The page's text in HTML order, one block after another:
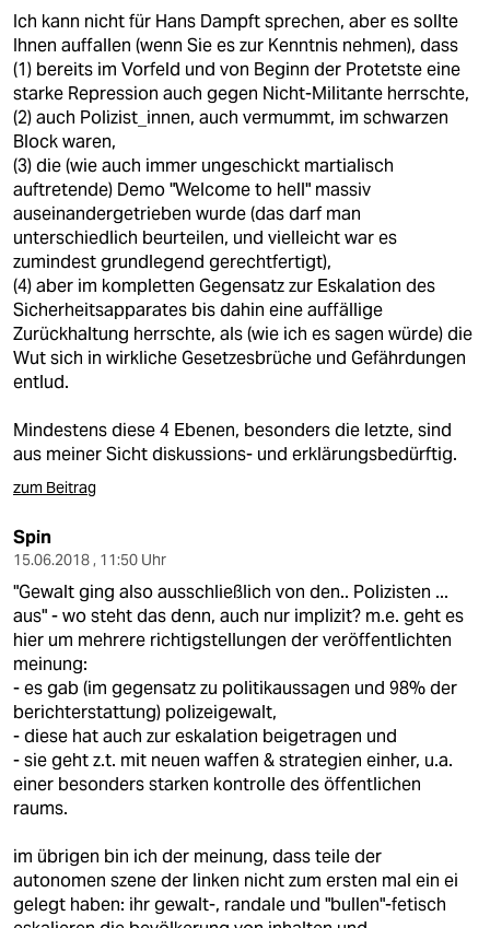
shop
fragen & hilfe
unterstützen
abo
genossenschaft
epaper login
Ich kann nicht für Hans Dampft sprechen, aber es sollte
Ihnen auffallen (wenn Sie es zur Kenntnis nehmen), dass
(1) bereits im Vorfeld und von Beginn der Protetste eine
starke Repression auch gegen Nicht-Militante herrschte,
(2) auch Polizist_innen, auch vermummt, im schwarzen
Block waren,
(3) die (wie auch immer ungeschickt martialisch
auftretende) Demo "Welcome to hell" massiv
auseinandergetrieben wurde (das darf man
unterschiedlich beurteilen, und vielleicht war es
zumindest grundlegend gerechtfertigt),
(4) aber im kompletten Gegensatz zur Eskalation des
Sicherheitsapparates bis dahin eine auffällige
Zurückhaltung herrschte, als (wie ich es sagen würde) die
Wut sich in wirkliche Gesetzesbrüche und Gefährdungen
entlud.
Mindestens diese 4 Ebenen, besonders die letzte, sind
aus meiner Sicht diskussions- und erklärungsbedürftig.
zum Beitrag
Spin
15.06.2018 , 11:50 Uhr
"Gewalt ging also ausschließlich von den.. Polizisten ...
aus" - wo steht das denn, auch nur implizit? m.e. geht es
hier um mehrere richtigstellungen der veröffentlichten
meinung:
- es gab (im gegensatz zu politikaussagen und 98% der
berichterstattung) polizeigewalt,
- diese hat auch zur eskalation beigetragen und
- sie geht z.t. mit neuen waffen & strategien einher, u.a.
einer besonders starken kontrolle des öffentlichen
raums.
im übrigen bin ich der meinung, dass teile der
autonomen szene der linken nicht zum ersten mal ein ei
gelegt haben: ihr gewalt-, randale und "bullen"-fetisch